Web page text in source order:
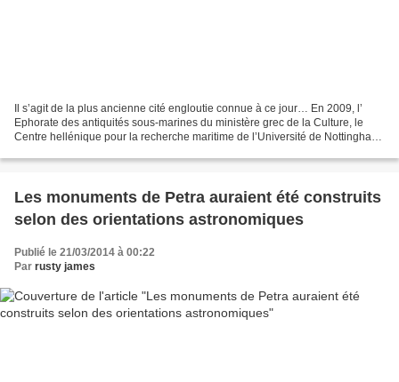
Il s’agit de la plus ancienne cité engloutie connue à ce jour… En 2009, l’
Ephorate des antiquités sous-marines du ministère grec de la Culture, le
Centre hellénique pour la recherche maritime de l’Université de Nottingham
Les monuments de Petra auraient été construits
selon des orientations astronomiques
Publié le 21/03/2014 à 00:22
Par rusty james